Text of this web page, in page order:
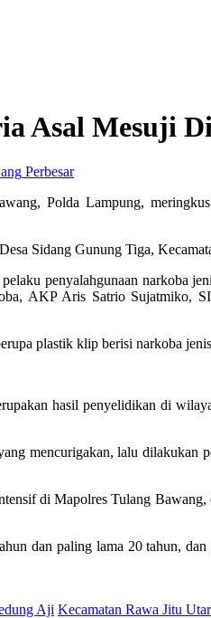
Asal Mesuji
Perbesar
Polda Lampung,
Sidang Gunung Tiga,
penyalahgunaan narkoba
AKP Aris Satrio
plastik klip berisi narkoba
hasil penyelidikan di
mencurigakan, lalu
di Mapolres Tulang
dan paling lama 20 tahun,
Aji Kecamatan Rawa Jitu